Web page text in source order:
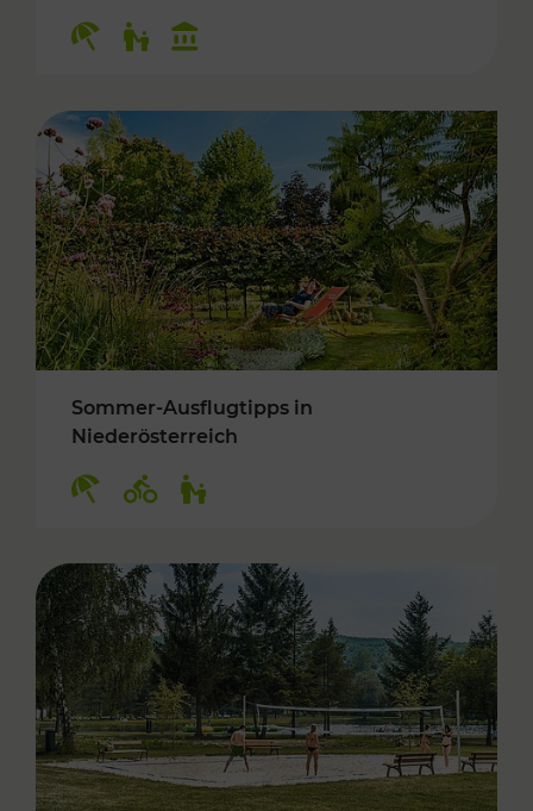
Sommer-Ausflugtipps in
Niederösterreich